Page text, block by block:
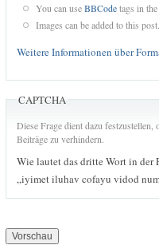
You can useBBCodetags in
Images can be added to this post.
Weitere Informationen über
CAPTCHA
Diese Frage dient dazu
Beiträge zu verhindern.
Wie lautet das dritte Wort in der
„iyimet iluhav cofayu vidod